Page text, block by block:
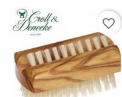
favorite_border